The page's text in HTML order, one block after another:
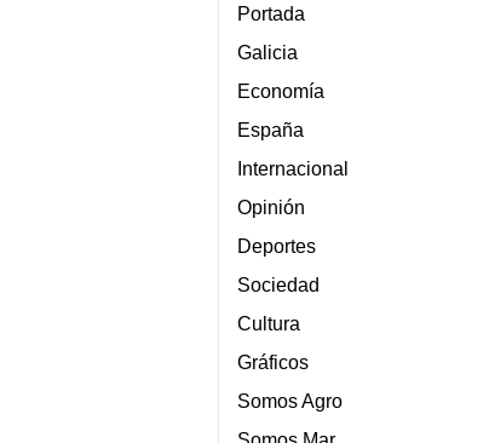
Portada
Galicia
Economía
España
Internacional
Opinión
Deportes
Sociedad
Cultura
Gráficos
Somos Agro